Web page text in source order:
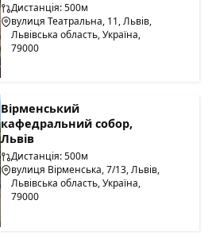
Дистанція: 500м
вулиця Театральна, 11, Львів,
Львівська область, Україна,
79000
Вірменський
кафедральний собор,
Львів
Дистанція: 500м
вулиця Вірменська, 7/13, Львів,
Львівська область, Україна,
79000